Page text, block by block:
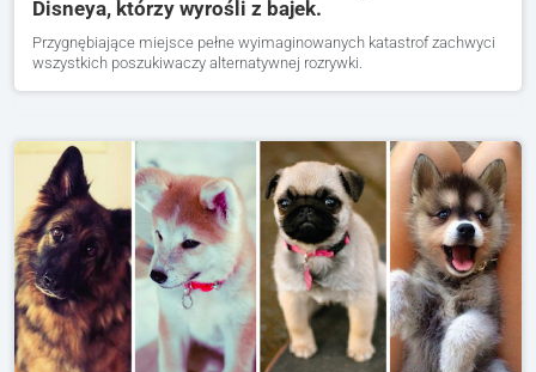
Disneya, którzy wyrośli z bajek.
Przygnębiające miejsce pełne wyimaginowanych katastrof zachwyci
wszystkich poszukiwaczy alternatywnej rozrywki.